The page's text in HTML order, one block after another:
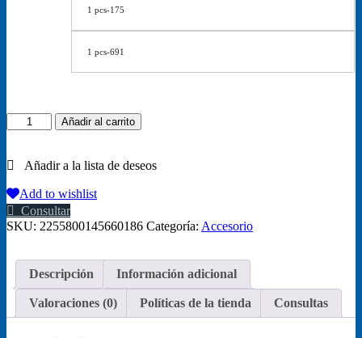
1 pcs-175
1 pcs-691
Tijeras
profesionales
peluquería,
de
9
pulgadas
peluquería,
de
mascotas,
Añadir al carrito
Add to wishlist
Consultar
SKU: 2255800145660186 Categoría: Accesorio
Descripción Información adicional
Valoraciones (0) Políticas de la tienda Consultas